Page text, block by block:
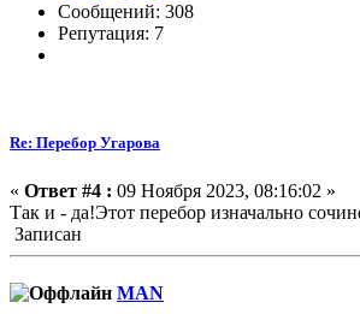
Сообщений: 308
Репутация: 7
Re: Перебор Угарова
« Ответ #4 : 09 Ноября 2023, 08:16:02 »
Так и - да!Этот перебор изначально
Записан
MAN